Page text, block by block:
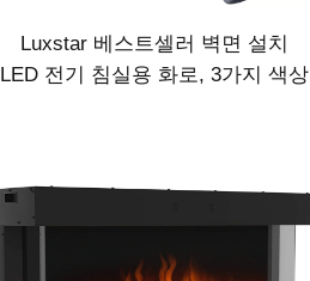
Luxstar 베스트셀러 벽면 설치
LED 전기 침실용 화로, 3가지 색상